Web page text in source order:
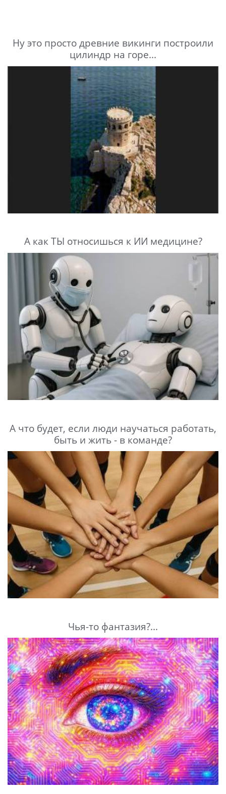
Ну это просто древние викинги построили
цилиндр на горе...
А как ТЫ относишься к ИИ медицине?
А что будет, если люди научаться работать,
быть и жить - в команде?
Чья-то фантазия?...